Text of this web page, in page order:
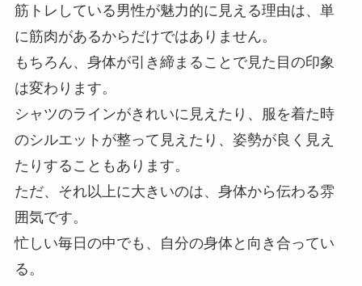
筋トレしている男性が魅力的に見える理由は、単
に筋肉があるからだけではありません。
もちろん、身体が引き締まることで見た目の印象
は変わります。
シャツのラインがきれいに見えたり、服を着た時
のシルエットが整って見えたり、姿勢が良く見え
たりすることもあります。
ただ、それ以上に大きいのは、身体から伝わる雰
囲気です。
忙しい毎日の中でも、自分の身体と向き合ってい
る。